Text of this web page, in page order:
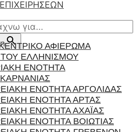
ΑΦΙΕΡΩΜΑ
ΤΟΥ ΕΛΛΗΝΙΣΜΟΥ
ΕΝΟΤΗΤΑ
ΕΝΟΤΗΤΑ ΑΡΓΟΛΙΔΑΣ
ΕΝΟΤΗΤΑ ΑΡΤΑΣ
ΕΝΟΤΗΤΑ ΑΧΑΪΑΣ
ΕΝΟΤΗΤΑ ΒΟΙΩΤΙΑΣ